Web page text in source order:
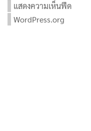
แสดงความเห็นฟีด
WordPress.org